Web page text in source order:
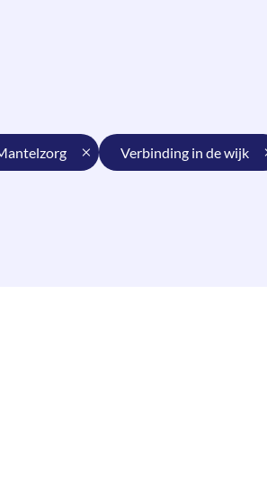
mantelzorg verbinding in de wijk